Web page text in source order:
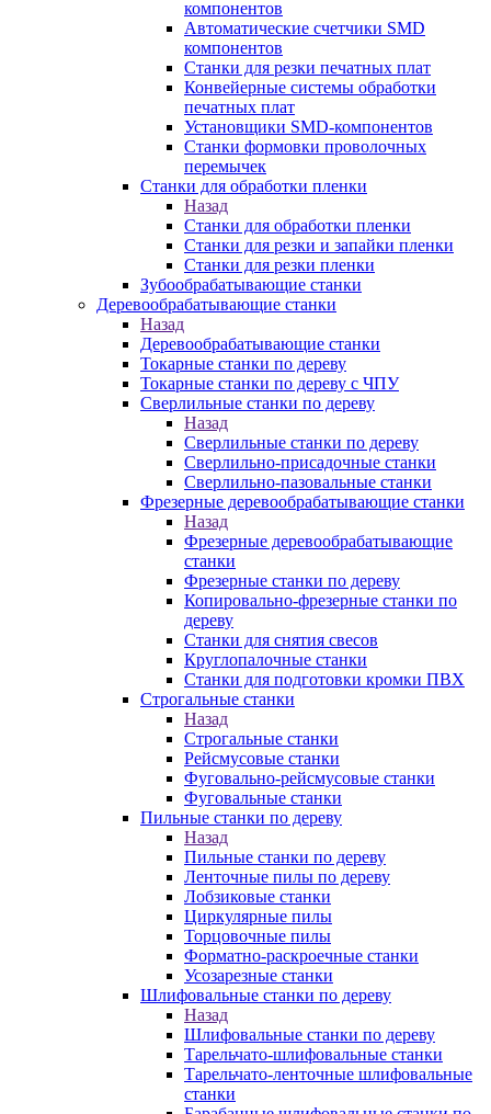
компонентов
Автоматические счетчики SMD
компонентов
Станки для резки печатных плат
Конвейерные системы обработки
печатных плат
Установщики SMD-компонентов
Станки формовки проволочных
перемычек
Станки для обработки пленки
Назад
Станки для обработки пленки
Станки для резки и запайки пленки
Станки для резки пленки
Зубообрабатывающие станки
Деревообрабатывающие станки
Назад
Деревообрабатывающие станки
Токарные станки по дереву
Токарные станки по дереву с ЧПУ
Сверлильные станки по дереву
Назад
Сверлильные станки по дереву
Сверлильно-присадочные станки
Сверлильно-пазовальные станки
Фрезерные деревообрабатывающие станки
Назад
Фрезерные деревообрабатывающие
станки
Фрезерные станки по дереву
Копировально-фрезерные станки по
дереву
Станки для снятия свесов
Круглопалочные станки
Станки для подготовки кромки ПВХ
Строгальные станки
Назад
Строгальные станки
Рейсмусовые станки
Фуговально-рейсмусовые станки
Фуговальные станки
Пильные станки по дереву
Назад
Пильные станки по дереву
Ленточные пилы по дереву
Лобзиковые станки
Циркулярные пилы
Торцовочные пилы
Форматно-раскроечные станки
Усозарезные станки
Шлифовальные станки по дереву
Назад
Шлифовальные станки по дереву
Тарельчато-шлифовальные станки
Тарельчато-ленточные шлифовальные
станки